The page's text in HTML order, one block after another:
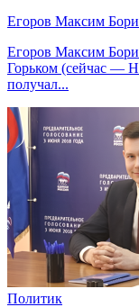
Егоров Максим
Егоров Максим
Горьком (сейчас —
получал...
Политик